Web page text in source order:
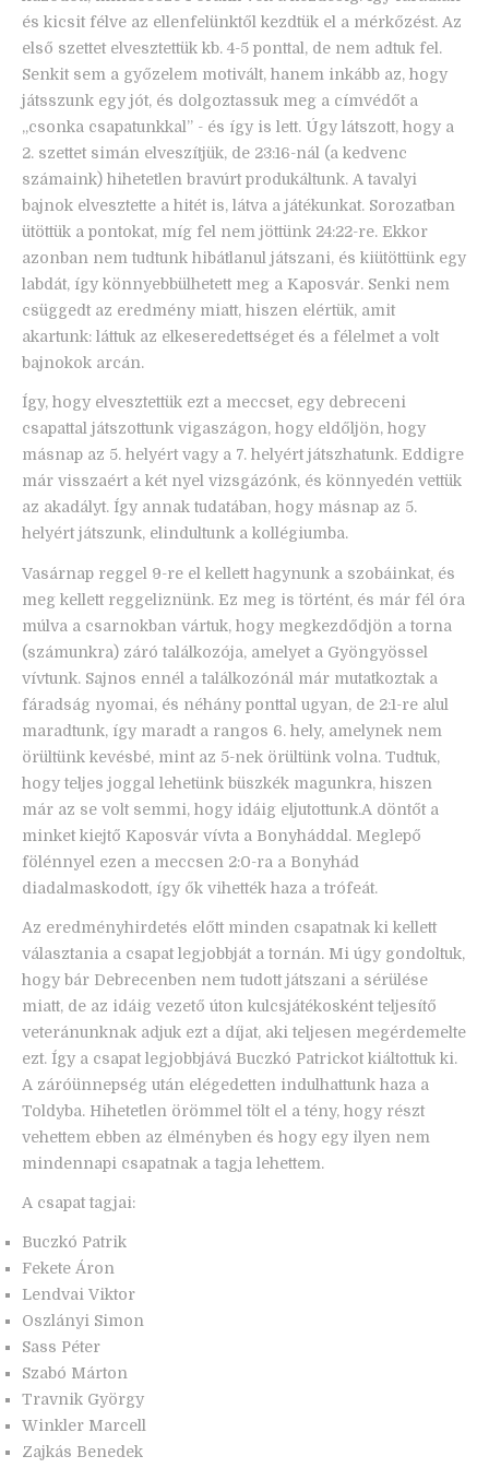
és kicsit félve az ellenfelünktől kezdtük el a mérkőzést. Az
első szettet elvesztettük kb. 4-5 ponttal, de nem adtuk fel.
Senkit sem a győzelem motivált, hanem inkább az, hogy
játsszunk egy jót, és dolgoztassuk meg a címvédőt a
„csonka csapatunkkal” - és így is lett. Úgy látszott, hogy a
2. szettet simán elveszítjük, de 23:16-nál (a kedvenc
számaink) hihetetlen bravúrt produkáltunk. A tavalyi
bajnok elvesztette a hitét is, látva a játékunkat. Sorozatban
ütöttük a pontokat, míg fel nem jöttünk 24:22-re. Ekkor
azonban nem tudtunk hibátlanul játszani, és kiütöttünk egy
labdát, így könnyebbülhetett meg a Kaposvár. Senki nem
csüggedt az eredmény miatt, hiszen elértük, amit
akartunk: láttuk az elkeseredettséget és a félelmet a volt
bajnokok arcán.
Így, hogy elvesztettük ezt a meccset, egy debreceni
csapattal játszottunk vigaszágon, hogy eldőljön, hogy
másnap az 5. helyért vagy a 7. helyért játszhatunk. Eddigre
már visszaért a két nyel vizsgázónk, és könnyedén vettük
az akadályt. Így annak tudatában, hogy másnap az 5.
helyért játszunk, elindultunk a kollégiumba.
Vasárnap reggel 9-re el kellett hagynunk a szobáinkat, és
meg kellett reggeliznünk. Ez meg is történt, és már fél óra
múlva a csarnokban vártuk, hogy megkezdődjön a torna
(számunkra) záró találkozója, amelyet a Gyöngyössel
vívtunk. Sajnos ennél a találkozónál már mutatkoztak a
fáradság nyomai, és néhány ponttal ugyan, de 2:1-re alul
maradtunk, így maradt a rangos 6. hely, amelynek nem
örültünk kevésbé, mint az 5-nek örültünk volna. Tudtuk,
hogy teljes joggal lehetünk büszkék magunkra, hiszen
már az se volt semmi, hogy idáig eljutottunk.A döntőt a
minket kiejtő Kaposvár vívta a Bonyháddal. Meglepő
fölénnyel ezen a meccsen 2:0-ra a Bonyhád
diadalmaskodott, így ők vihették haza a trófeát.
Az eredményhirdetés előtt minden csapatnak ki kellett
választania a csapat legjobbját a tornán. Mi úgy gondoltuk,
hogy bár Debrecenben nem tudott játszani a sérülése
miatt, de az idáig vezető úton kulcsjátékosként teljesítő
veteránunknak adjuk ezt a díjat, aki teljesen megérdemelte
ezt. Így a csapat legjobbjává Buczkó Patrickot kiáltottuk ki.
A záróünnepség után elégedetten indulhattunk haza a
Toldyba. Hihetetlen örömmel tölt el a tény, hogy részt
vehettem ebben az élményben és hogy egy ilyen nem
mindennapi csapatnak a tagja lehettem.
A csapat tagjai:
Buczkó Patrik
Fekete Áron
Lendvai Viktor
Oszlányi Simon
Sass Péter
Szabó Márton
Travnik György
Winkler Marcell
Zajkás Benedek